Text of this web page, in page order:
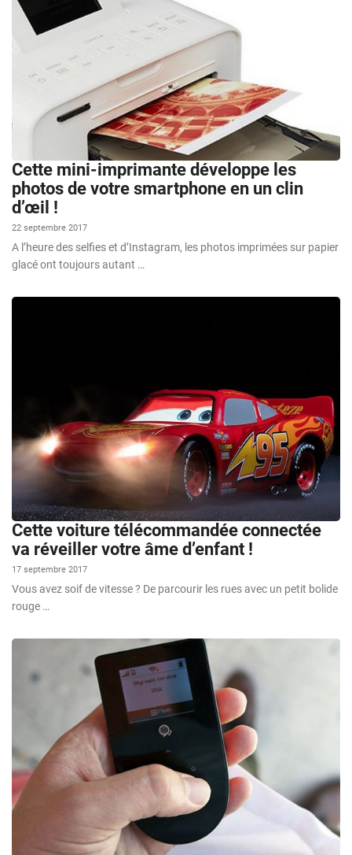
Cette mini-imprimante développe les
photos de votre smartphone en un clin
d’œil !
22 septembre 2017
A l’heure des selfies et d’Instagram, les photos imprimées sur papier
glacé ont toujours autant …
Cette voiture télécommandée connectée
va réveiller votre âme d’enfant !
17 septembre 2017
Vous avez soif de vitesse ? De parcourir les rues avec un petit bolide
rouge …